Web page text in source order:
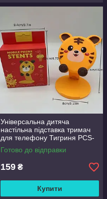
Універсальна дитяча
настільна підставка тримач
для телефону Тигриня PCS-
453
Готово до відправки
159 ₴
Купити